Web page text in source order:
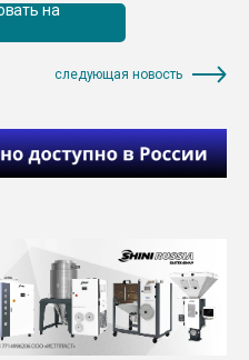
на
следующая новость